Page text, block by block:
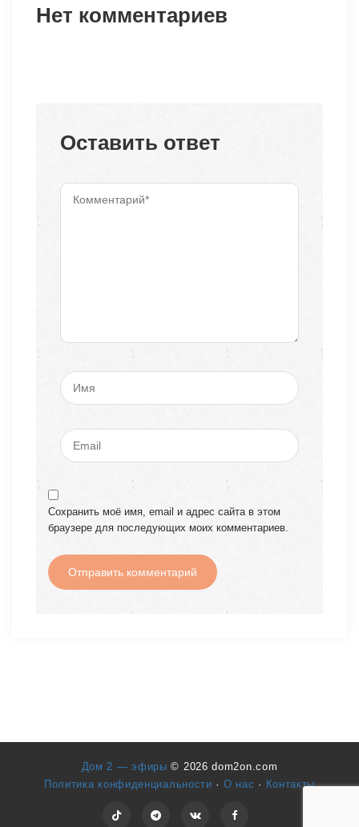
Нет комментариев
Оставить ответ
Сохранить моё имя, email и адрес сайта в этом
браузере для последующих моих комментариев.
Дом 2 — эфиры© 2026 dom2on.com
Политика конфиденциальности · О нас · Контакты